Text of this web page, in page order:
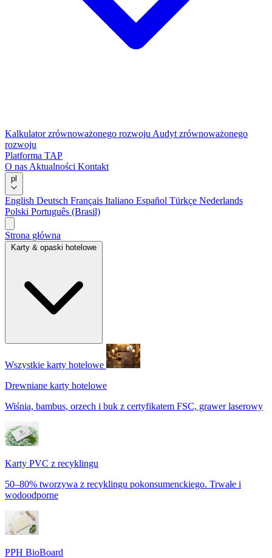
Kalkulator zrównoważonego rozwoju Audyt zrównoważonego
rozwoju
Platforma TAP
O nas Aktualności Kontakt
pl
English Deutsch Français Italiano Español Türkçe Nederlands
Polski Português (Brasil)
Strona główna
Wszystkie karty hotelowe
Drewniane karty hotelowe
Wiśnia, bambus, orzech i buk z certyfikatem FSC, grawer laserowy
Karty PVC z recyklingu
50–80% tworzywa z recyklingu pokonsumenckiego. Trwałe i
wodoodporne
PPH BioBoard